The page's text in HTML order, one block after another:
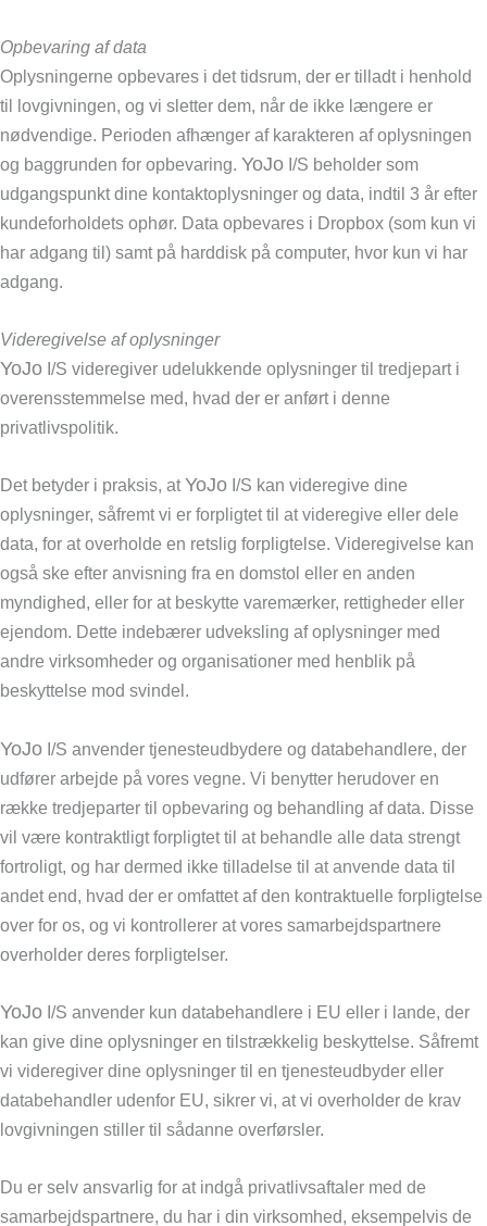
Opbevaring af data
Oplysningerne opbevares i det tidsrum, der er tilladt i henhold
til lovgivningen, og vi sletter dem, når de ikke længere er
nødvendige. Perioden afhænger af karakteren af oplysningen
og baggrunden for opbevaring. YoJo I/S beholder som
udgangspunkt dine kontaktoplysninger og data, indtil 3 år efter
kundeforholdets ophør. Data opbevares i Dropbox (som kun vi
har adgang til) samt på harddisk på computer, hvor kun vi har
adgang.
Videregivelse af oplysninger
YoJo I/S videregiver udelukkende oplysninger til tredjepart i
overensstemmelse med, hvad der er anført i denne
privatlivspolitik.
Det betyder i praksis, atYoJo I/S kan videregive dine
oplysninger, såfremt vi er forpligtet til at videregive eller dele
data, for at overholde en retslig forpligtelse. Videregivelse kan
også ske efter anvisning fra en domstol eller en anden
myndighed, eller for at beskytte varemærker, rettigheder eller
ejendom. Dette indebærer udveksling af oplysninger med
andre virksomheder og organisationer med henblik på
beskyttelse mod svindel.
YoJo I/S anvender tjenesteudbydere og databehandlere, der
udfører arbejde på vores vegne. Vi benytter herudover en
række tredjeparter til opbevaring og behandling af data. Disse
vil være kontraktligt forpligtet til at behandle alle data strengt
fortroligt, og har dermed ikke tilladelse til at anvende data til
andet end, hvad der er omfattet af den kontraktuelle forpligtelse
over for os, og vi kontrollerer at vores samarbejdspartnere
overholder deres forpligtelser.
YoJo I/S anvender kun databehandlere i EU eller i lande, der
kan give dine oplysninger en tilstrækkelig beskyttelse. Såfremt
vi videregiver dine oplysninger til en tjenesteudbyder eller
databehandler udenfor EU, sikrer vi, at vi overholder de krav
lovgivningen stiller til sådanne overførsler.
Du er selv ansvarlig for at indgå privatlivsaftaler med de
samarbejdspartnere, du har i din virksomhed, eksempelvis de